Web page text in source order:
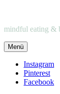
mindful eating &
Menü
Instagram
Pinterest
Facebook